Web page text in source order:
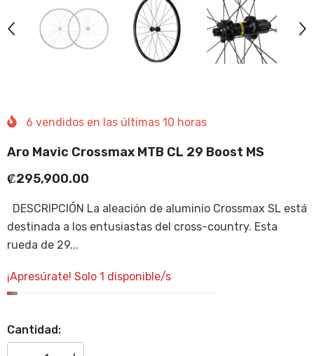
6 vendidos en las últimas 10 horas
Aro Mavic Crossmax MTB CL 29 Boost MS
₡295,900.00
DESCRIPCIÓN La aleación de aluminio Crossmax SL está
destinada a los entusiastas del cross-country. Esta
rueda de 29...
¡Apresúrate! Solo 1 disponible/s
Cantidad: